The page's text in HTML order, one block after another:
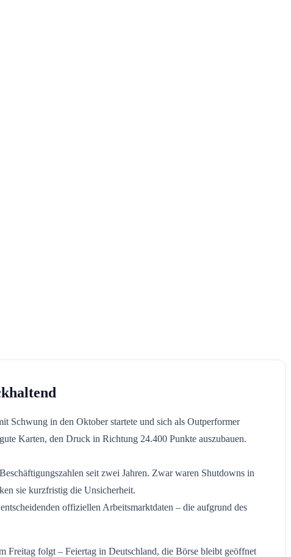
Schwung in den Oktober startete und sich als Outperformer
Karten, den Druck in Richtung 24.400 Punkte auszubauen.
seit zwei Jahren. Zwar waren Shutdowns in
sie kurzfristig die Unsicherheit.
offiziellen Arbeitsmarktdaten – die aufgrund des
Freitag folgt – Feiertag in Deutschland, die Börse bleibt geöffnet